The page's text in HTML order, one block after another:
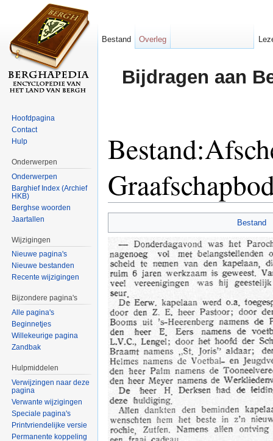
Bijdragen aan
Bestand
Bestand Overleg
Hoofdpagina
Contact
Hulp
Onderwerpen
Onderwerpen
Barghief Index (Archief
HKB)
Berghse woorden
Jaartallen
Wijzigingen
Nieuwe pagina's
Nieuwe bestanden
Recente wijzigingen
Bijzondere pagina's
Alle pagina's
Beginnetjes
Willekeurige pagina
Zandbak
Hulpmiddelen
Verwijzingen naar deze
pagina
Verwante wijzigingen
Speciale pagina's
Printvriendelijke versie
Permanente koppeling